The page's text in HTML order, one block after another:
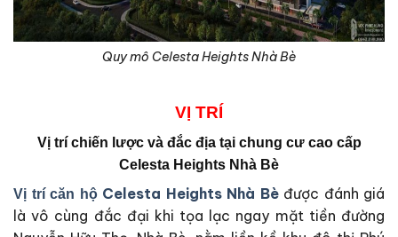
Quy mô Celesta Heights Nhà Bè
VỊ TRÍ
Vị trí chiến lược và đắc địa tại chung cư cao cấp
Celesta Heights Nhà Bè
Vị trí căn hộ Celesta Heights Nhà Bè được đánh giá
là vô cùng đắc đại khi tọa lạc ngay mặt tiền đường